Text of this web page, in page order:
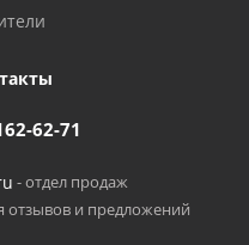
62-71
- отдел продаж
отзывов и предложений